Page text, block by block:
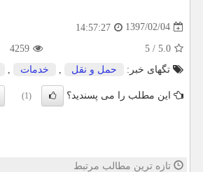
1397/02/04
14:57:27
5.0
/
5
4259
تگهای خبر:
حمل و نقل خدمات
این مطلب را می پسندید؟ (1)
تازه ترین مطالب مرتبط